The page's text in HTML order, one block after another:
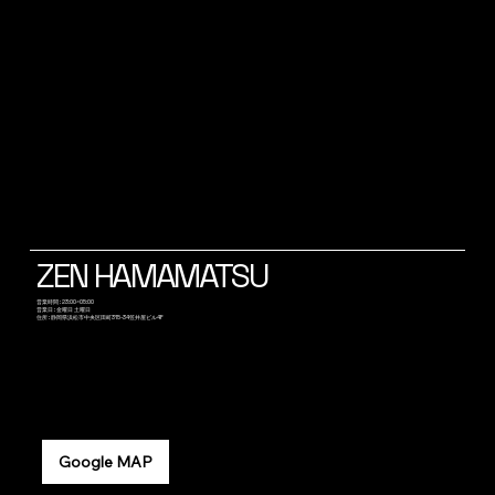
Google MAP
ZEN HAMAMATSU
​営業時間 : 23:00~05:00
営業日 : 金曜日 土曜日
​住所 : 静岡県浜松市中央区田町315-34笠井屋ビル4F